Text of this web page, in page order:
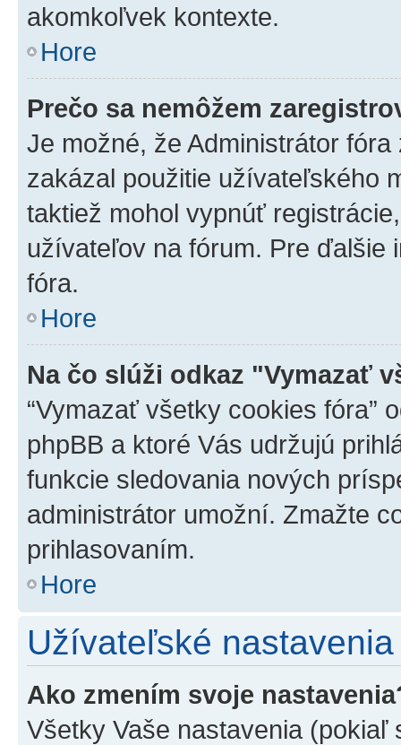
akomkoľvek kontexte.
Hore
Prečo sa nemôžem
Je možné, že Administrátor
zakázal použitie užívateľského
taktiež mohol vypnúť
užívateľov na fórum. Pre ďalšie
fóra.
Hore
Na čo slúži odkaz "Vymazať
“Vymazať všetky cookies fóra”
phpBB a ktoré Vás udržujú
funkcie sledovania nových
administrátor umožní. Zmažte
prihlasovaním.
Hore
Užívateľské nastavenia
Ako zmením svoje
Všetky Vaše nastavenia